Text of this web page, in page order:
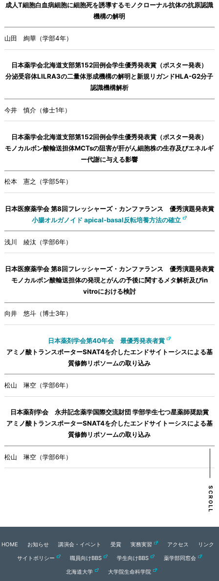
成人T細胞白血病細胞に細胞死を誘導するモノクローナル抗体の抗原認識
機構の解明
山田 絢華（学部4年）
日本薬学会北海道支部第152回例会学生優秀発表賞（ポスター発表）
分泌受容体LILRA3の二量体形成機構の解明と新規リガンドHLA-G2分子
認識機構解析
今井 慎介（修士1年）
日本薬学会北海道支部第152回例会学生優秀発表賞（ポスター発表）
モノカルボン酸輸送担体MCTsの阻害が肝がん細胞株の生存及びエネルギ
ー代謝に与える影響
松本 憲之（学部5年）
日本医療薬学会 第8回フレッシャーズ・カンファランス 優秀演題発表賞
小腸オルガノイド apical-basal反転培養方法の確立
浅川 綾汰（学部6年）
日本医療薬学会 第8回フレッシャーズ・カンファランス 優秀演題発表賞
モノカルボン酸輸送担体の発現とがんの予後に関するメタ解析及びin
vitroにおける検討
向井 悠斗（博士3年）
日本薬剤学会第40年会 最優秀発表者賞
アミノ酸トランスポーターSNAT4を介したエンドサイトーシスによる基
質修飾リポソームの取り込み
松山 琳空（学部6年）
日本薬剤学会 永井記念薬学国際交流財団 学部学生七つ星薬師奨励賞
アミノ酸トランスポーターSNAT4を介したエンドサイトーシスによる基
質修飾リポソームの取り込み
松山 琳空（学部6年）
SCROLL
HOME お知らせ 講演会・イベント 受賞 実務実習 アクセス
リンク
サイトポリシー
職員向けBBS 学生向けBBS
薬学部同窓会
北海道大学
大学院生命科学院